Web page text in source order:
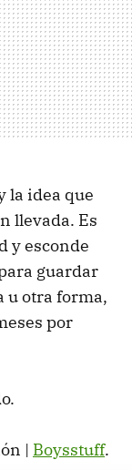
la idea que
llevada. Es
y esconde
guardar
u otra forma,
por
| Boysstuff.